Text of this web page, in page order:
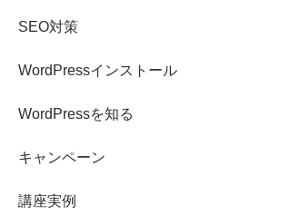
SEO対策
WordPressインストール
WordPressを知る
キャンペーン
講座実例